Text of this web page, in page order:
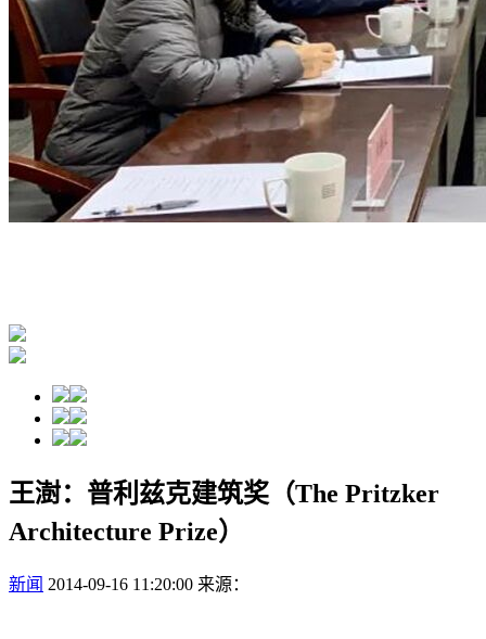
王澍：普利兹克建筑奖（The Pritzker
Architecture Prize）
新闻 2014-09-16 11:20:00 来源：